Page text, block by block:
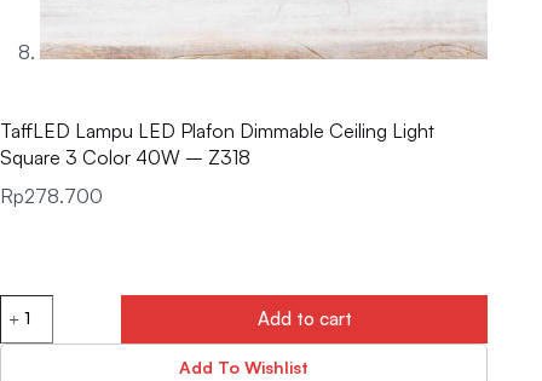
TaffLED Lampu LED Plafon Dimmable Ceiling Light
Square 3 Color 40W – Z318
Rp278.700
Add to cart
Add To Wishlist